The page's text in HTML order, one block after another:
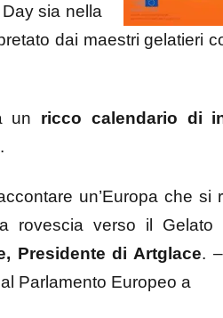
sia nella
dai maestri gelatieri
un ricco calendario di
un’Europa che si
rovescia verso il
Presidente di Artglace.
Parlamento Europeo a